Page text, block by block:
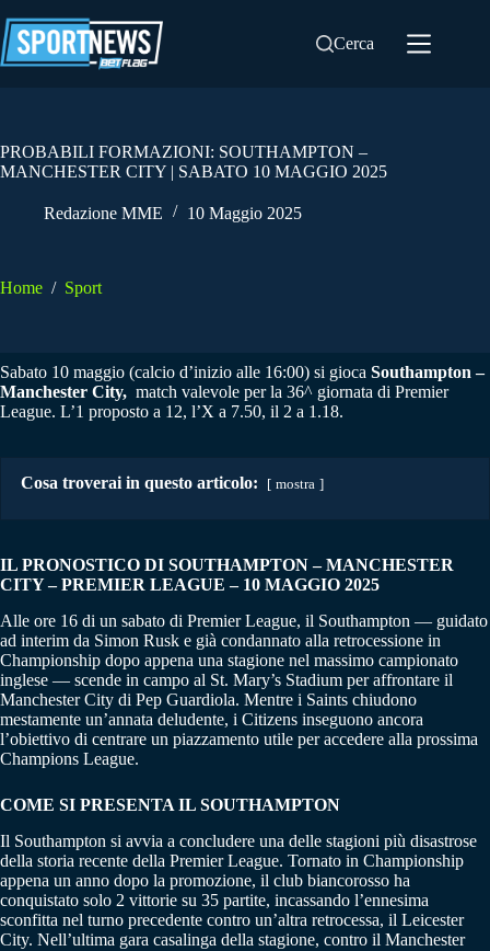
al
contenuto
Cerca
PROBABILI FORMAZIONI: SOUTHAMPTON –
MANCHESTER CITY | SABATO 10 MAGGIO 2025
Redazione MME 10 Maggio 2025
Home / Sport
Sabato 10 maggio (calcio d’inizio alle 16:00) si gioca Southampton –
Manchester City, match valevole per la 36^ giornata di Premier
League. L’1 proposto a 12, l’X a 7.50, il 2 a 1.18.
Cosa troverai in questo articolo: mostra
IL PRONOSTICO DI SOUTHAMPTON – MANCHESTER
CITY – PREMIER LEAGUE – 10 MAGGIO 2025
Alle ore 16 di un sabato di Premier League, il Southampton — guidato
ad interim da Simon Rusk e già condannato alla retrocessione in
Championship dopo appena una stagione nel massimo campionato
inglese — scende in campo al St. Mary’s Stadium per affrontare il
Manchester City di Pep Guardiola. Mentre i Saints chiudono
mestamente un’annata deludente, i Citizens inseguono ancora
l’obiettivo di centrare un piazzamento utile per accedere alla prossima
Champions League.
COME SI PRESENTA IL SOUTHAMPTON
Il Southampton si avvia a concludere una delle stagioni più disastrose
della storia recente della Premier League. Tornato in Championship
appena un anno dopo la promozione, il club biancorosso ha
conquistato solo 2 vittorie su 35 partite, incassando l’ennesima
sconfitta nel turno precedente contro un’altra retrocessa, il Leicester
City. Nell’ultima gara casalinga della stagione, contro il Manchester